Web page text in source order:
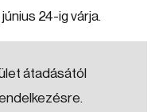
24-ig várja.
átadásától